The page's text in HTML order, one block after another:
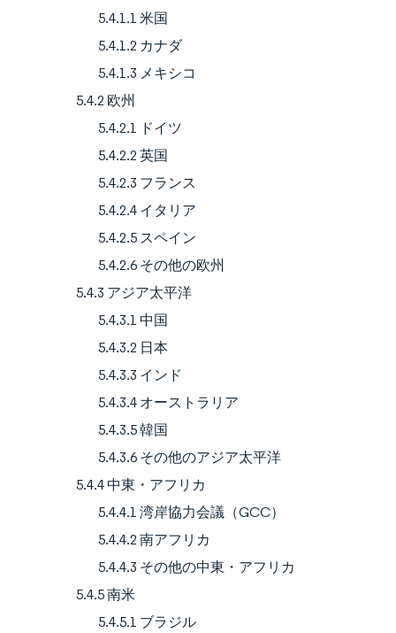
5.4.1.1 米国
5.4.1.2 カナダ
5.4.1.3 メキシコ
5.4.2 欧州
5.4.2.1 ドイツ
5.4.2.2 英国
5.4.2.3 フランス
5.4.2.4 イタリア
5.4.2.5 スペイン
5.4.2.6 その他の欧州
5.4.3 アジア太平洋
5.4.3.1 中国
5.4.3.2 日本
5.4.3.3 インド
5.4.3.4 オーストラリア
5.4.3.5 韓国
5.4.3.6 その他のアジア太平洋
5.4.4 中東・アフリカ
5.4.4.1 湾岸協力会議（GCC）
5.4.4.2 南アフリカ
5.4.4.3 その他の中東・アフリカ
5.4.5 南米
5.4.5.1 ブラジル